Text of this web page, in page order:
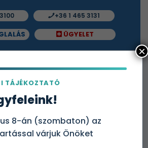
+36 1 465 3131
ÜGYELET
vizsgálati csomag
20
IgE
TÁJÉKOZTATÓ
8-án (szombaton) az
várjuk Önöket
×